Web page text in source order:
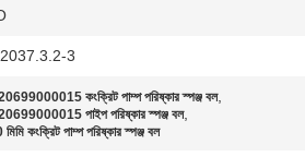
3
কংক্রিট পাম্প পরিষ্কার স্পঞ্জ বল,
পাইপ পরিষ্কার স্পঞ্জ বল,
কংক্রিট পাম্প পরিষ্কার স্পঞ্জ বল